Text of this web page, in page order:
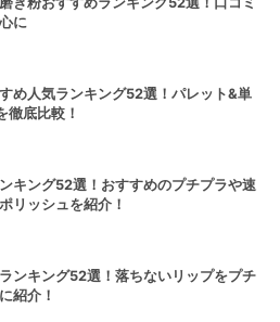
に
め人気ランキング52選！パレット&単
徹底比較！
キング52選！おすすめのプチプラや速
リッシュを紹介！
ンキング52選！落ちないリップをプチ
紹介！